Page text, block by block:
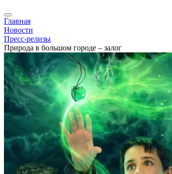
Главная
Новости
Пресс-релизы
Природа в большом городе – залог